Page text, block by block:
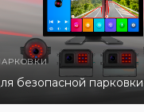
безопасной парковки